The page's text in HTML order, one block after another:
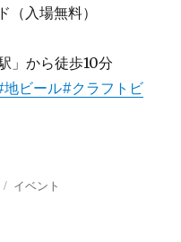
入場無料）
」から徒歩10分
地ビール#クラフトビ
カ
イベント